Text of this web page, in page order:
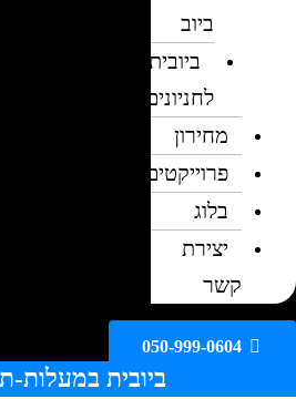
ביוב
ביובית
לחניונים
מחירון
פרוייקטים
בלוג
יצירת
קשר
050-999-0604
ביובית במעלות-